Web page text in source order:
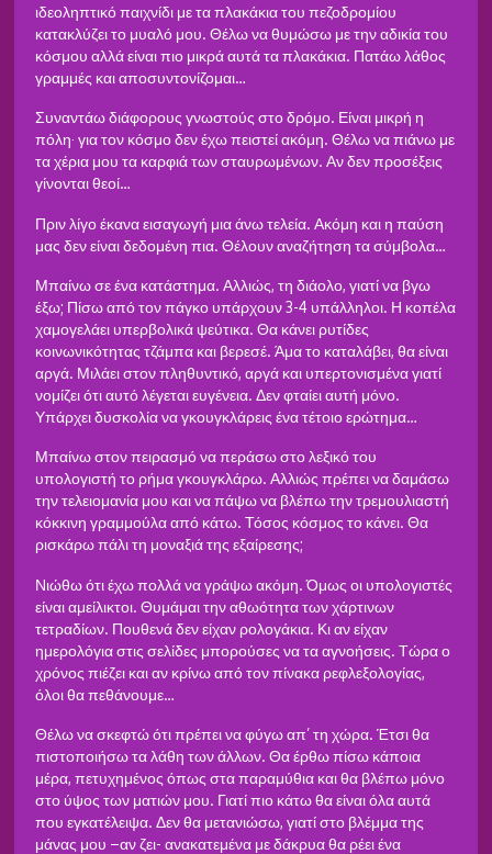
ιδεοληπτικό παιχνίδι με τα πλακάκια του πεζοδρομίου
κατακλύζει το μυαλό μου. Θέλω να θυμώσω με την αδικία του
κόσμου αλλά είναι πιο μικρά αυτά τα πλακάκια. Πατάω λάθος
γραμμές και αποσυντονίζομαι…
Συναντάω διάφορους γνωστούς στο δρόμο. Είναι μικρή η
πόλη· για τον κόσμο δεν έχω πειστεί ακόμη. Θέλω να πιάνω με
τα χέρια μου τα καρφιά των σταυρωμένων. Αν δεν προσέξεις
γίνονται θεοί…
Πριν λίγο έκανα εισαγωγή μια άνω τελεία. Ακόμη και η παύση
μας δεν είναι δεδομένη πια. Θέλουν αναζήτηση τα σύμβολα…
Μπαίνω σε ένα κατάστημα. Αλλιώς, τη διάολο, γιατί να βγω
έξω; Πίσω από τον πάγκο υπάρχουν 3-4 υπάλληλοι. Η κοπέλα
χαμογελάει υπερβολικά ψεύτικα. Θα κάνει ρυτίδες
κοινωνικότητας τζάμπα και βερεσέ. Άμα το καταλάβει, θα είναι
αργά. Μιλάει στον πληθυντικό, αργά και υπερτονισμένα γιατί
νομίζει ότι αυτό λέγεται ευγένεια. Δεν φταίει αυτή μόνο.
Υπάρχει δυσκολία να γκουγκλάρεις ένα τέτοιο ερώτημα…
Μπαίνω στον πειρασμό να περάσω στο λεξικό του
υπολογιστή το ρήμα γκουγκλάρω. Αλλιώς πρέπει να δαμάσω
την τελειομανία μου και να πάψω να βλέπω την τρεμουλιαστή
κόκκινη γραμμούλα από κάτω. Τόσος κόσμος το κάνει. Θα
ρισκάρω πάλι τη μοναξιά της εξαίρεσης;
Νιώθω ότι έχω πολλά να γράψω ακόμη. Όμως οι υπολογιστές
είναι αμείλικτοι. Θυμάμαι την αθωότητα των χάρτινων
τετραδίων. Πουθενά δεν είχαν ρολογάκια. Κι αν είχαν
ημερολόγια στις σελίδες μπορούσες να τα αγνοήσεις. Τώρα ο
χρόνος πιέζει και αν κρίνω από τον πίνακα ρεφλεξολογίας,
όλοι θα πεθάνουμε…
Θέλω να σκεφτώ ότι πρέπει να φύγω απ’ τη χώρα. Έτσι θα
πιστοποιήσω τα λάθη των άλλων. Θα έρθω πίσω κάποια
μέρα, πετυχημένος όπως στα παραμύθια και θα βλέπω μόνο
στο ύψος των ματιών μου. Γιατί πιο κάτω θα είναι όλα αυτά
που εγκατέλειψα. Δεν θα μετανιώσω, γιατί στο βλέμμα της
μάνας μου –αν ζει- ανακατεμένα με δάκρυα θα ρέει ένα